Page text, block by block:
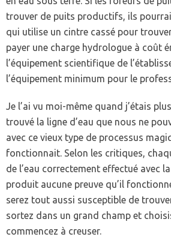
trouver de puits productifs, ils
qui utilise un cintre cassé pour
payer une charge hydrologue à coût
l’équipement scientifique de
l’équipement minimum pour le
Je l’ai vu moi-même quand j’étais
trouvé la ligne d’eau que nous ne
avec ce vieux type de processus
fonctionnait. Selon les critiques,
de l’eau correctement effectué avec
produit aucune preuve qu’il
serez tout aussi susceptible de
sortez dans un grand champ et
commencez à creuser.